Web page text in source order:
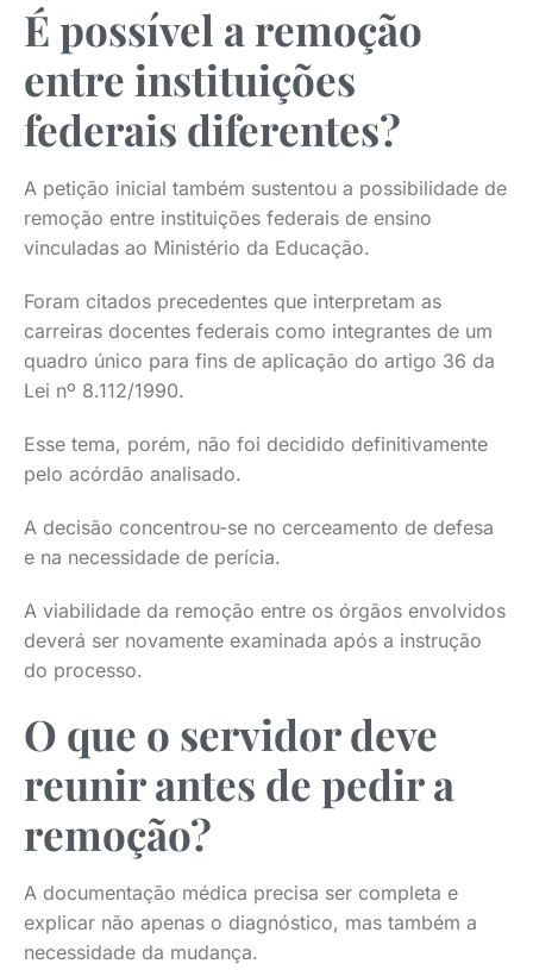
É possível a remoção
entre instituições
federais diferentes?
A petição inicial também sustentou a possibilidade de
remoção entre instituições federais de ensino
vinculadas ao Ministério da Educação.
Foram citados precedentes que interpretam as
carreiras docentes federais como integrantes de um
quadro único para fins de aplicação do artigo 36 da
Lei nº 8.112/1990.
Esse tema, porém, não foi decidido definitivamente
pelo acórdão analisado.
A decisão concentrou-se no cerceamento de defesa
e na necessidade de perícia.
A viabilidade da remoção entre os órgãos envolvidos
deverá ser novamente examinada após a instrução
do processo.
O que o servidor deve
reunir antes de pedir a
remoção?
A documentação médica precisa ser completa e
explicar não apenas o diagnóstico, mas também a
necessidade da mudança.